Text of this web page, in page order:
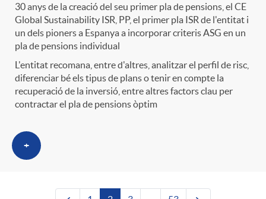
30 anys de la creació del seu primer pla de pensions, el CE
Global Sustainability ISR, PP, el primer pla ISR de l'entitat i
un dels pioners a Espanya a incorporar criteris ASG en un
pla de pensions individual
L'entitat recomana, entre d'altres, analitzar el perfil de risc,
diferenciar bé els tipus de plans o tenir en compte la
recuperació de la inversió, entre altres factors clau per
contractar el pla de pensions òptim
+